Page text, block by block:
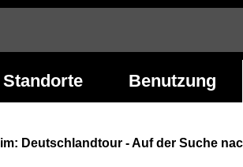
Standorte Benutzung
Deutschlandtour - Auf der Suche